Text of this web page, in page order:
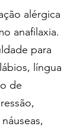
alérgica
anafilaxia.
para
língua
de